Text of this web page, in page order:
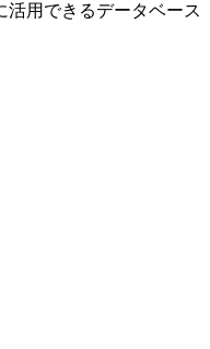
活用できるデータベース